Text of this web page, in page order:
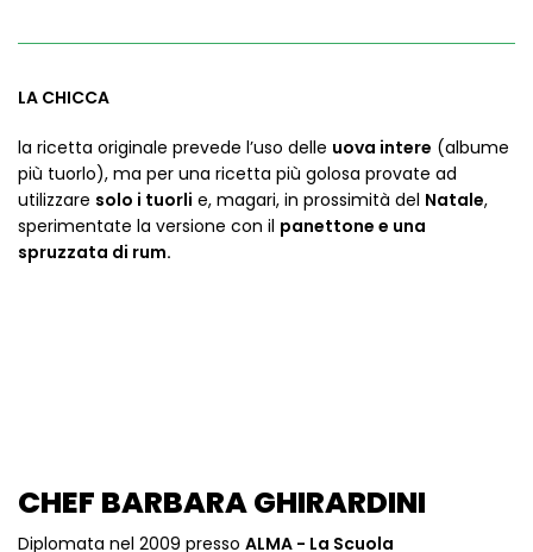
LA CHICCA
la ricetta originale prevede l’uso delle uova intere (albume
più tuorlo), ma per una ricetta più golosa provate ad
utilizzare solo i tuorli e, magari, in prossimità del Natale,
sperimentate la versione con il panettone e una
spruzzata di rum.
CHEF BARBARA GHIRARDINI
Diplomata nel 2009 presso ALMA - La Scuola